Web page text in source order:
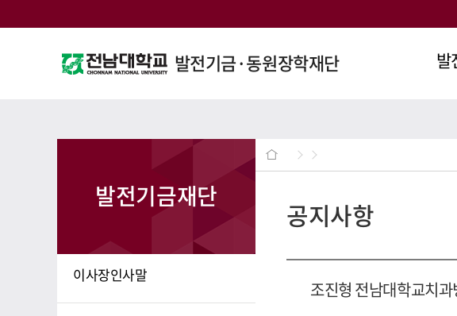
발전기금·동원장학재단 발
인
발전기금재단
이사장인사말
공지사항
조진형 전남대학교치